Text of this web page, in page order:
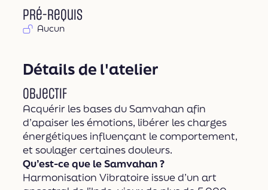
Pré-requis
Aucun
Détails de l'atelier
Objectif
Acquérir les bases du Samvahan afin
d’apaiser les émotions, libérer les charges
énergétiques influençant le comportement,
et soulager certaines douleurs.
Qu’est-ce que le Samvahan ?
Harmonisation Vibratoire issue d’un art